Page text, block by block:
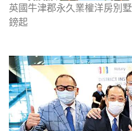
英國牛津郡永久業權洋房別
鎊起